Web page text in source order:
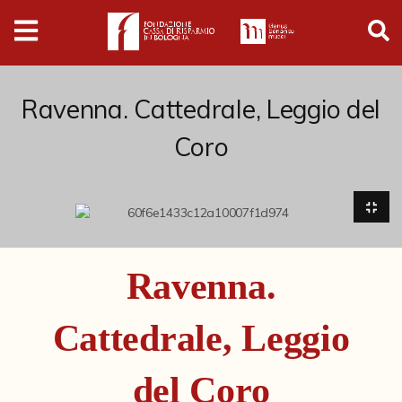
Digital
Humanities
Donazioni
Collezioni
Dipinti
Ravenna. Cattedrale, Leggio del
Coro
Ravenna.
Cattedrale, Leggio
del Coro